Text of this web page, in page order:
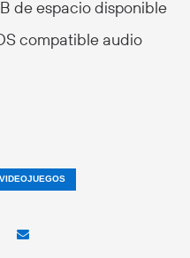
de espacio disponible
compatible audio
VIDEOJUEGOS